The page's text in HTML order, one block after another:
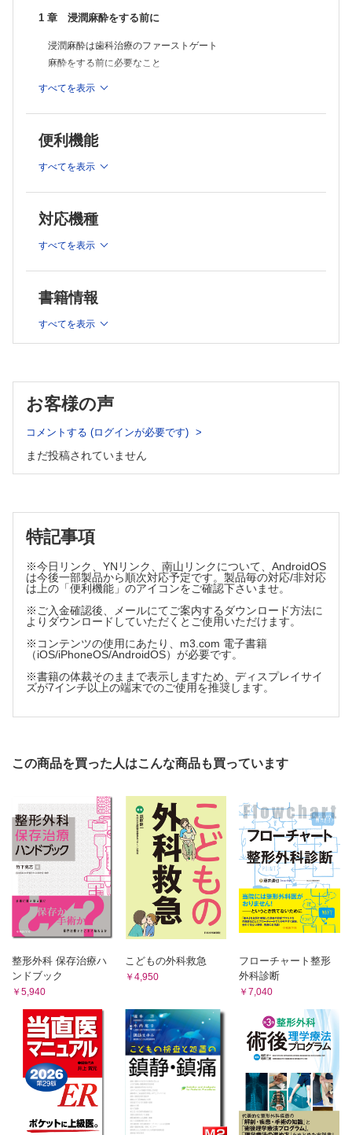
7 章 麻酔に必要な器材と麻酔薬の理解
注射器の特性を理解しよう
注射針を理解しよう
COLUMN 4 表面麻酔とアレルギー
第2 編 目的によって麻酔法を使い分ける
すべての基本は浸潤麻酔
上顎大臼歯部 の場合
膿瘍が形成されるとなぜ痛いのか？
膿瘍形成時の麻酔をする前に確認すべきこと
膿瘍形成時の麻酔の注意点
3 章 歯周治療時の麻酔
COLUMN 5 組織の挫滅VS 痛み／どちらを重視する?
歯周外科での麻酔
4 章 抜歯時の麻酔
歯肉剥離を伴う抜歯時の麻酔
5 章 小外科時の麻酔
小外科での麻酔の考え方
埋伏智歯抜歯時の麻酔／上顎の場合
歯根端切除時の麻酔
インプラント体植立時の麻酔
原因を考える
麻酔が効かない場合の対処法／術者側に問題がある場合
麻酔が効かない場合の対処法／患者側に問題がある場合
2 章 下顎孔伝達麻酔
下顎孔への伝達麻酔
下顎孔伝達麻酔に必要な解剖学
下顎孔の位置をイメージしよう／刺入点を決める
麻酔作用の確認
下顎孔伝達麻酔の実際
上顎における伝達麻酔
COLUMN 6 舌神経を麻酔するには
COLUMN 7 翼突下顎隙
1 章 局所麻酔時の局所的偶発症
偶発症とは？
浸潤麻酔による偶発症
伝達麻酔による偶発症
両方の麻酔時に起きる偶発症
2 章 局所麻酔時の全身的偶発症
全身的偶発症とその原因
全身的偶発症への対応法
全身的偶発症の発生頻度
3 章 緊急時の対応／心肺蘇生法
バイタルサインとは
歯科医院における一次救命処置の手順
どのように偶発症を予防するか？
4 章 器具と薬液の管理と針刺し事故への対応
自分にふりかかる偶発症を未然に防ごう！
注射器の管理
薬液の管理
注射針の管理と取り扱い方
針刺し事故への対応法
使用ずみ器具の廃棄について
参考文献
1 章 浸潤麻酔をする前に
浸潤麻酔は歯科治療のファーストゲート
麻酔をする前に必要なこと
浸潤麻酔のチェックシート
2 章 浸潤麻酔時の問診
注意すべき疾患は？
何が問題なのかを考える
3 章 患者さんへの説明
麻酔前の説明と声かけ
術後の説明
麻酔についての質問
COLUMN 1 麻酔薬の作用機序／患者さんに説明できる?
表面麻酔は大事
表面麻酔薬の特徴
使用方法および発現時間とその目安
上顎における神経走行
下顎における神経走行
針の刺入の仕方
浸潤麻酔の実際
6 章 投与量と持続時間
投与量および持続時間
注入速度
麻酔の待ち時間
術後の持続時間
COLUMN 2 血管収縮薬／カートリッジ何本まで使える？
局所麻酔薬
注射器の特性を理解しよう
COLUMN 3 エピネフリンVSフェリプレシン
COLUMN 4 表面麻酔とアレルギー
第2 編 目的によって麻酔法を使い分ける
1 章 カリエス処置・抜髄・支台歯形成時の麻酔
すべての基本は浸潤麻酔
上下顎前歯部から小臼歯部の場合
下顎大臼歯部の場合
膿瘍が形成されるとなぜ痛いのか？
膿瘍形成時の麻酔をする前に確認すべきこと
膿瘍形成時の麻酔の注意点
膿瘍切開のための浸潤麻酔の実際
3 章 歯周治療時の麻酔
すべてを表示
便利機能
すべてを表示
対応機種
すべてを表示
書籍情報
すべてを表示
お客様の声
コメントする (ログインが必要です)
まだ投稿されていません
特記事項
※今日リンク、YNリンク、南山リンクについて、AndroidOS
は今後一部製品から順次対応予定です。製品毎の対応/非対応
は上の「便利機能」のアイコンをご確認下さいませ。
※ご入金確認後、メールにてご案内するダウンロード方法に
よりダウンロードしていただくとご使用いただけます。
※コンテンツの使用にあたり、m3.com 電子書籍
（iOS/iPhoneOS/AndroidOS）が必要です。
※書籍の体裁そのままで表示しますため、ディスプレイサイ
ズが7インチ以上の端末でのご使用を推奨します。
この商品を買った人はこんな商品も買っています
整形外科 保存治療ハ
ンドブック
￥5,940
こどもの外科救急
￥4,950
フローチャート整形
外科診断
￥7,040